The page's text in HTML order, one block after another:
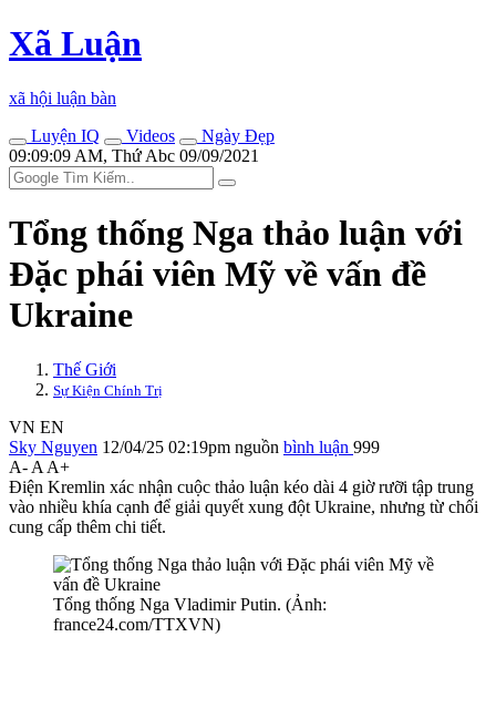
Xã Luận
xã hội luận bàn
Luyện IQ
Videos
Ngày Đẹp
09:09:09 AM, Thứ Abc 09/09/2021
Tổng thống Nga thảo luận với
Đặc phái viên Mỹ về vấn đề
Ukraine
Thế Giới
Sự Kiện Chính Trị
VN EN
Sky Nguyen 12/04/25 02:19pm nguồn bình luận 999
A- A A+
Điện Kremlin xác nhận cuộc thảo luận kéo dài 4 giờ rưỡi tập trung
vào nhiều khía cạnh để giải quyết xung đột Ukraine, nhưng từ chối
cung cấp thêm chi tiết.
Tổng thống Nga Vladimir Putin. (Ảnh:
france24.com/TTXVN)